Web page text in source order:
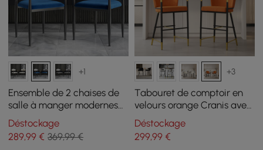
+1
Ensemble de 2 chaises de
salle à manger modernes
Otrast Series, recouvertes
de blanc et de bleu
Déstockage
289,99 € 369,99 €
+3
Tabouret de comptoir en
velours orange Cranis avec
revêtement, 1 pièce
Déstockage
299,99€